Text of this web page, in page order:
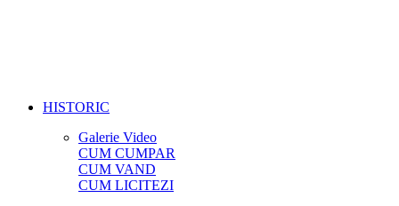
HISTORIC
Galerie Video
CUM CUMPAR
CUM VAND
CUM LICITEZI